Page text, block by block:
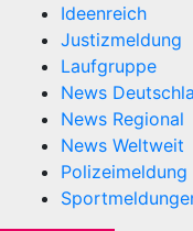
Ideenreich
Justizmeldung
Laufgruppe
News
News Regional
News Weltweit
Polizeimeldung